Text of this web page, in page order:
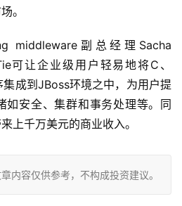
。
middleware副总经理Sacha
可让企业级用户轻易地将C、
成到JBoss环境之中，为用户提
如安全、集群和事务处理等。同
上千万美元的商业收入。
内容仅供参考，不构成投资建议。